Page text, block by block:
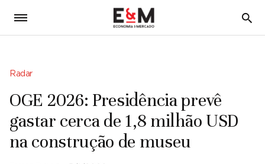
5
Radar
OGE 2026: Presidência prevê
gastar cerca de 1,8 milhão USD
na construção de museu